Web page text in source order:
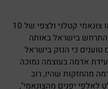
רעש האדמה ביפן שהביא עימו צונאמי קטלני ולצפי של 10
בישראל באותה
כי הנזק בישראל
אדמה בעוצמה נמוכה
מהחזקות שהיו, רוב
יפנים מהצונאמי",